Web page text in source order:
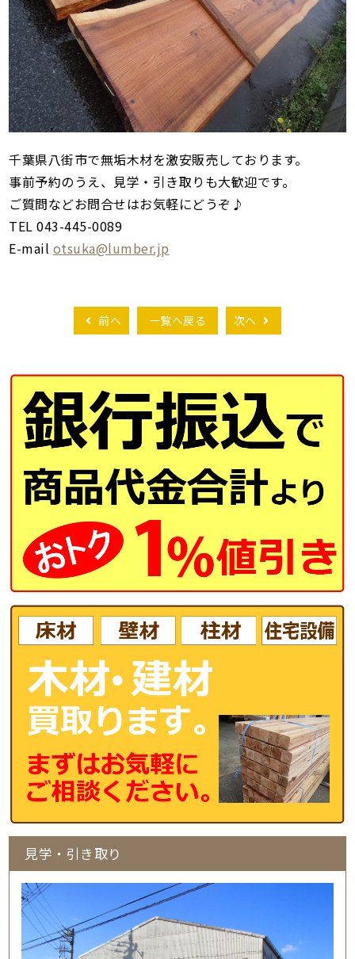
千葉県八街市で無垢木材を激安販売しております。
事前予約のうえ、見学・引き取りも大歓迎です。
ご質問などお問合せはお気軽にどうぞ♪
TEL 043-445-0089
E-mail otsuka@lumber.jp
前へ 一覧へ戻る 次へ
見学・引き取り